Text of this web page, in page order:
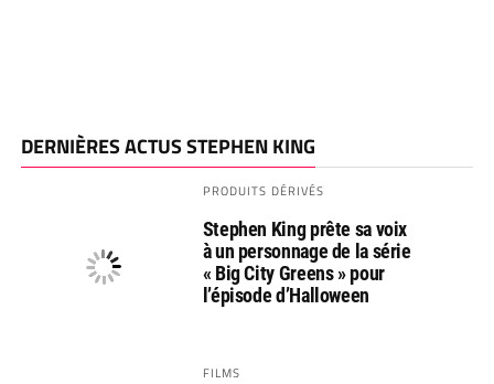
DERNIÈRES ACTUS STEPHEN KING
PRODUITS DÉRIVÉS
Stephen King prête sa voix
à un personnage de la série
« Big City Greens » pour
l’épisode d’Halloween
FILMS